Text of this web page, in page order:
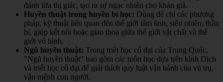
đánh lừa thị giác, tạo ra sự ngạc nhiên cho khán giả.
Huyền thuật trong huyền bí học: Dùng để chỉ các phương
pháp, kỹ thuật liên quan đến thế giới tâm linh, siêu nhiên, thần
bí, giúp kết nối hoặc giao thoa giữa thế giới vật chất và thế
giới vô hình.
Ngũ huyền thuật: Trong triết học cổ đại của Trung Quốc,
"Ngũ huyền thuật" bao gồm các môn học dựa trên kinh Dịch
và triết học cổ đại để giải thích quy luật vận hành của vũ trụ,
vận mệnh con người.